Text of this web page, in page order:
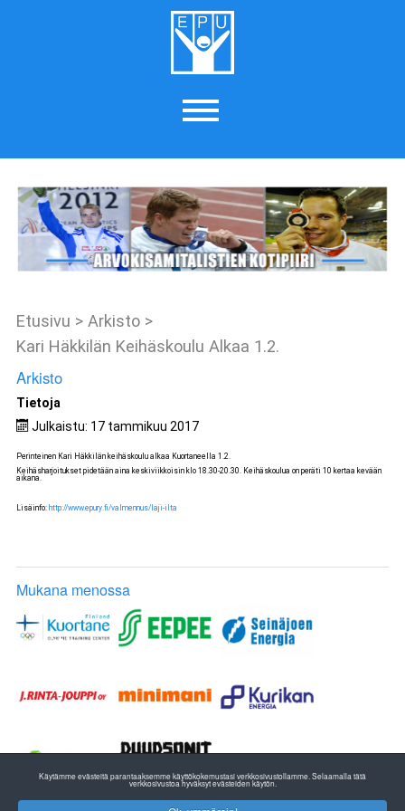
Etusivu > Arkisto >
Kari Häkkilän Keihäskoulu Alkaa 1.2.
Arkisto
Tietoja
Julkaistu: 17 tammikuu 2017
Perinteinen Kari Häkkilän keihäskoulu alkaa Kuortaneella 1.2.
Keihäsharjoitukset pidetään aina keskiviikkoisin klo 18.30-20.30. Keihäskoulua on peräti 10 kertaa kevään
aikana.
Lisäinfo: http://www.epury.fi/valmennus/laji-ilta
Mukana menossa
Käytämme evästeitä parantaaksemme käyttökokemustasi verkkosivustollamme. Selaamalla tätä
verkkosivustoa hyväksyt evästeiden käytön.